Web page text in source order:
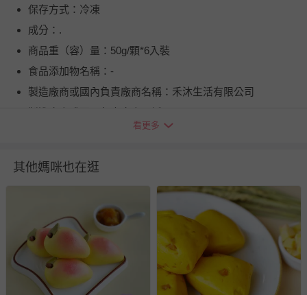
保存方式：冷凍
成分：.
商品重（容）量：50g/顆*6入裝
食品添加物名稱：-
製造廠商或國內負責廠商名稱：禾沐生活有限公司
製造廠商或國內負責廠商地址：台中市西屯區朝富路30號2
食品業者登錄字號：B-160218170-00000-4
投保產品責任險字號：.
健康食品字號/有機檢驗機構及證書字號：無
商品產地（國）：台灣
牛/豬肉產地（國）：不含牛/豬肉
過敏原：本產品含有牛奶、麩質穀物、堅果類(椰子)及其製
品
看更多
其他媽咪也在逛